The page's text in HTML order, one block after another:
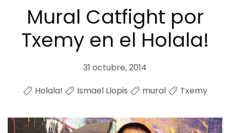
Mural Catfight por
Txemy en el Holala!
31 octubre, 2014
Holala!
Ismael Llopis mural Txemy